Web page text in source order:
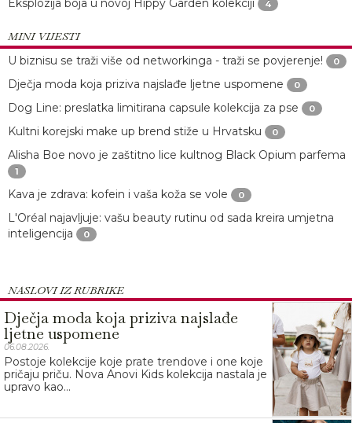
Eksplozija boja u novoj Hippy Garden kolekciji 4
MINI VIJESTI
U biznisu se traži više od networkinga - traži se povjerenje!
0
Dječja moda koja priziva najslađe ljetne uspomene 0
Dog Line: preslatka limitirana capsule kolekcija za pse 0
Kultni korejski make up brend stiže u Hrvatsku 0
Alisha Boe novo je zaštitno lice kultnog Black Opium parfema
1
Kava je zdrava: kofein i vaša koža se vole 0
L'Oréal najavljuje: vašu beauty rutinu od sada kreira umjetna
inteligencija
0
NASLOVI IZ RUBRIKE
Dječja moda koja priziva najslađe
ljetne uspomene
06.08.2026.
Postoje kolekcije koje prate trendove i one koje
pričaju priču. Nova Anovi Kids kolekcija nastala je
upravo kao...